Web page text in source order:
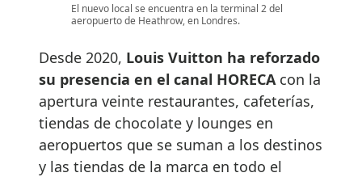
El nuevo local se encuentra en la terminal 2 del
aeropuerto de Heathrow, en Londres.
Desde 2020, Louis Vuitton ha reforzado
su presencia en el canal HORECA con la
apertura veinte restaurantes, cafeterías,
tiendas de chocolate y lounges en
aeropuertos que se suman a los destinos
y las tiendas de la marca en todo el